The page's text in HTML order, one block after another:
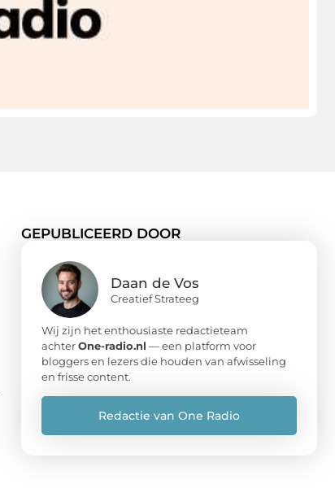
GEPUBLICEERD DOOR
Daan de Vos
Creatief Strateeg
Wij zijn het enthousiaste redactieteam
achterOne-radio.nl — een platform voor
bloggers en lezers die houden van afwisseling
en frisse content.
Redactie van One Radio